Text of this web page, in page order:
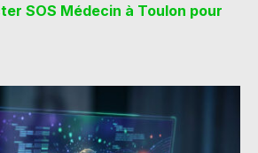
SOS Médecin à Toulon pour